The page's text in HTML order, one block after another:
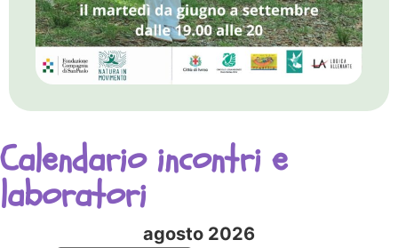
Calendario incontri e
laboratori
agosto 2026 - current view
agosto 2026